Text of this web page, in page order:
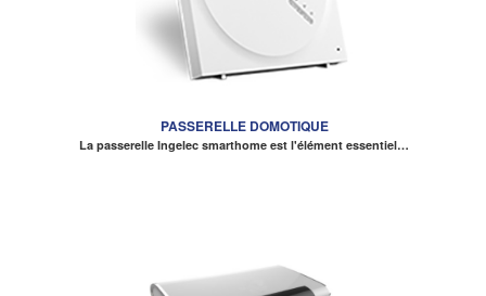
PASSERELLE DOMOTIQUE
La passerelle Ingelec smarthome est l'élément essentiel…